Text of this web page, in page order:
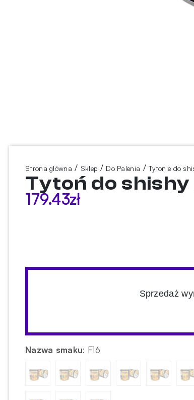
Strona główna / Sklep / Do Palenia /Tytonie do
Tytoń do shishy
179.43zł
Sprzedaż
Nazwa smaku: F16